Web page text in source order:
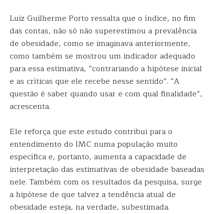
Luiz Guilherme Porto ressalta que o índice, no fim
das contas, não só não superestimou a prevalência
de obesidade, como se imaginava anteriormente,
como também se mostrou um indicador adequado
para essa estimativa, “contrariando a hipótese inicial
e as críticas que ele recebe nesse sentido”. “A
questão é saber quando usar e com qual finalidade”,
acrescenta.
Ele reforça que este estudo contribui para o
entendimento do IMC numa população muito
específica e, portanto, aumenta a capacidade de
interpretação das estimativas de obesidade baseadas
nele. Também com os resultados da pesquisa, surge
a hipótese de que talvez a tendência atual de
obesidade esteja, na verdade, subestimada.